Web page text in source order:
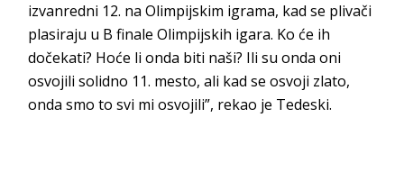
izvanredni 12. na Olimpijskim igrama, kad se plivači
plasiraju u B finale Olimpijskih igara. Ko će ih
dočekati? Hoće li onda biti naši? Ili su onda oni
osvojili solidno 11. mesto, ali kad se osvoji zlato,
onda smo to svi mi osvojili”, rekao je Tedeski.